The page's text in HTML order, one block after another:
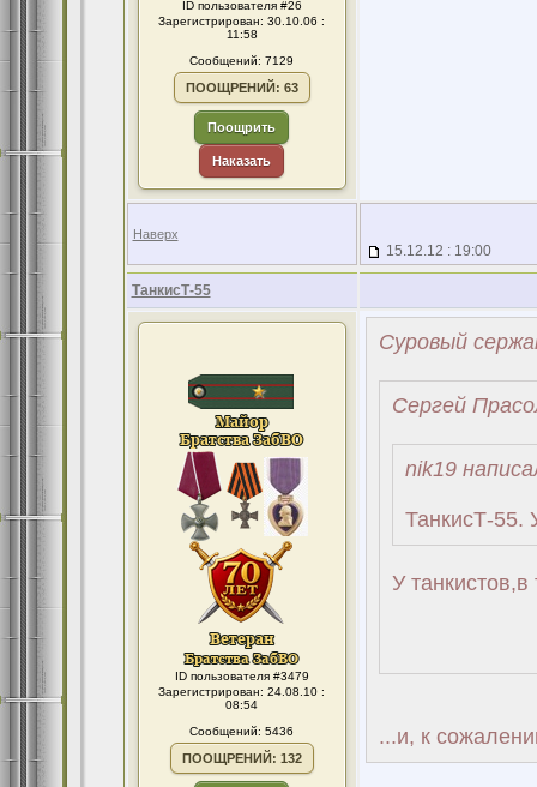
ID пользователя #26
Зарегистрирован: 30.10.06 :
11:58
Сообщений: 7129
ПООЩРЕНИЙ: 63
Поощрить
Наказать
Наверх
15.12.12 : 19:00
ТанкисТ-55
ID пользователя #3479
Зарегистрирован: 24.08.10 :
08:54
Сообщений: 5436
ПООЩРЕНИЙ: 132
Суровый
Сергей
nik19
ТанкисТ-55.
У танкистов,в
...и, к